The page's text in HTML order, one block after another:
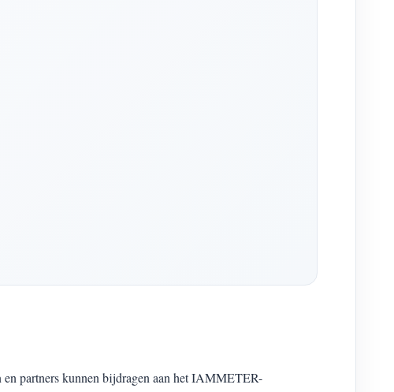
partners kunnen bijdragen aan het IAMMETER-